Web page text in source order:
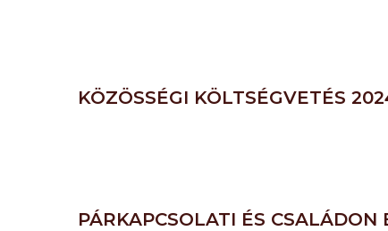
KÖZÖSSÉGI KÖLTSÉGVETÉS
PÁRKAPCSOLATI ÉS